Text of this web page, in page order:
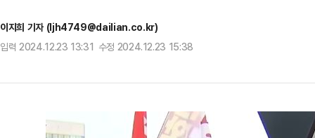
이지희 기자 (ljh4749@dailian.co.kr)
입력 2024.12.23 13:31 수정 2024.12.23 15:38